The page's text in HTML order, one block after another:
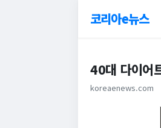
코리아e뉴스
40대 다이어
koreaenews.com